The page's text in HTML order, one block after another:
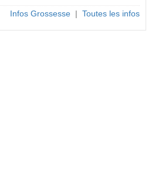
Infos Grossesse | Toutes les infos